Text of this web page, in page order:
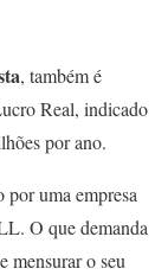
, também é
Real, indicado
por ano.
uma empresa
O que demanda
mensurar o seu